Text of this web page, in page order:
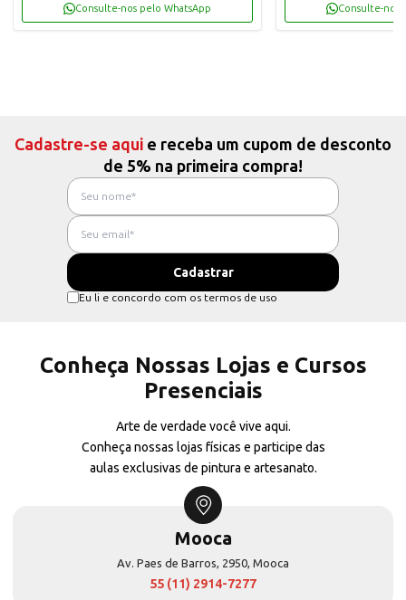
Consulte-nos pelo WhatsApp Consulte-nos
Cadastre-se aqui e receba um cupom de desconto
de 5% na primeira compra!
Eu li e concordo com os termos de uso
Conheça Nossas Lojas e Cursos
Presenciais
Arte de verdade você vive aqui.
Conheça nossas lojas físicas e participe das
aulas exclusivas de pintura e artesanato.
Mooca
Av. Paes de Barros, 2950, Mooca
55 (11) 2914-7277